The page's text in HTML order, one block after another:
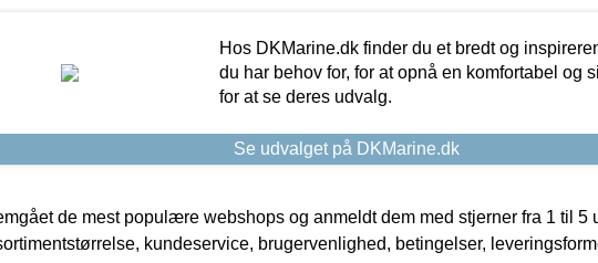
Hos DKMarine.dk finder du et bredt og
du har behov for, for at opnå en komfortabel og
for at se deres udvalg.
Se udvalget på DKMarine.dk
de mest populære webshops og anmeldt dem med stjerner fra 1 til 5
kundeservice, brugervenlighed, betingelser,